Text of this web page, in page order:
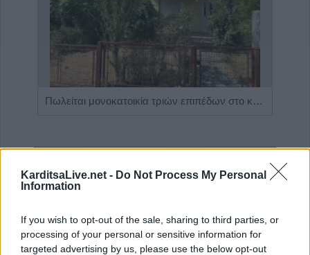
KarditsaLive.net - Do Not Process My Personal
Information
If you wish to opt-out of the sale, sharing to third parties, or
processing of your personal or sensitive information for
targeted advertising by us, please use the below opt-out
Πωλείται μονοκατοικία τριών επιπέδων στο καταπράσινο Πευκόφυτο Καρδίτσας